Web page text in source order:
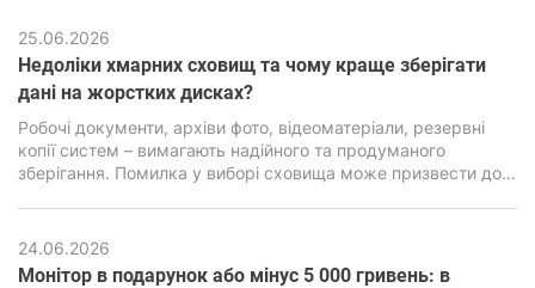
25.06.2026
Недоліки хмарних сховищ та чому краще зберігати
дані на жорстких дисках?
Робочі документи, архіви фото, відеоматеріали, резервні
копії систем – вимагають надійного та продуманого
зберігання. Помилка у виборі сховища може призвести до
сервісами та локальними накопичувачами стоїть особливо
гостро.
24.06.2026
Монітор в подарунок або мінус 5 000 гривень: в